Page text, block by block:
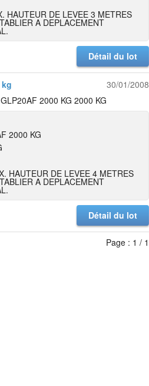
HAUTEUR DE LEVEE 3 METRES
A DEPLACEMENT
Détail du lot
30/01/2008
2000 KG 2000 KG
2000 KG
HAUTEUR DE LEVEE 4 METRES
A DEPLACEMENT
Détail du lot
Page : 1 / 1